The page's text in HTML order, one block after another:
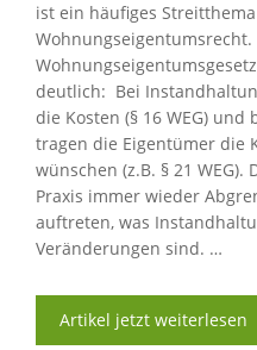
ist ein häufiges
Wohnungseigentumsrecht.
deutlich: Bei
die Kosten (§ 16 WEG)
tragen die Eigentümer die
wünschen (z.B. § 21
Praxis immer wieder
auftreten, was
Veränderungen sind. …
Artikel jetzt weiterlesen